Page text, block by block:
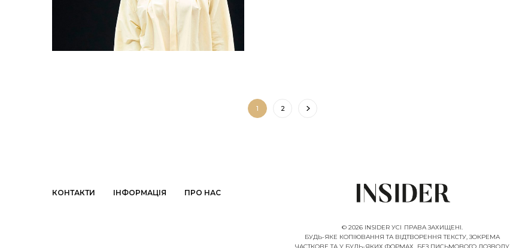
1 2
КОНТАКТИ ІНФОРМАЦІЯ ПРО НАС
© 2026 INSIDER УСІ ПРАВА ЗАХИЩЕНІ.
БУДЬ-ЯКЕ КОПІЮВАННЯ ТА ВІДТВОРЕННЯ ТЕКСТУ, ЗОКРЕМА